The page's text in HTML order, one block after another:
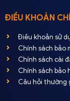
ĐIỀU KHOẢN
Điều khoản sử
Chính sách bảo
Chính sách cài
Chính sách bảo
Câu hỏi thường